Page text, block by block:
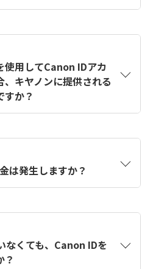
は【カメラ】Canon IDとは
の作成方法は？をご確認く
使用してCanon IDアカ
キヤノンに提供される
すか？
取得します。アカウントを
うに、この情報を使用して
ームを入力します。
は発生しますか？
なくても、Canon IDを
？